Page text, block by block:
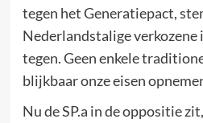
tegen het Generatiepact,
Nederlandstalige verkozene
tegen. Geen enkele
blijkbaar onze eisen
Nu de SP.a in de oppositie